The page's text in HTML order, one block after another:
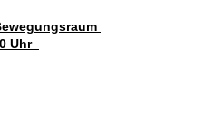
Feld “Deisterspatzen”
Uhr